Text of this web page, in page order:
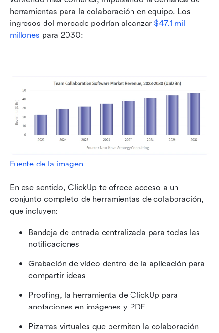
herramientas para la colaboración en equipo. Los
ingresos del mercado podrían alcanzar $47.1 mil
millones para 2030:
Fuente de la imagen
En ese sentido, ClickUp te ofrece acceso a un
conjunto completo de herramientas de colaboración,
que incluyen:
Bandeja de entrada centralizada para todas las
notificaciones
Grabación de video dentro de la aplicación para
compartir ideas
Proofing, la herramienta de ClickUp para
anotaciones en imágenes y PDF
Pizarras virtuales que permiten la colaboración